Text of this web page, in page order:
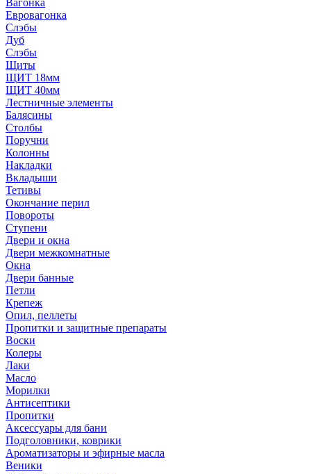
Вагонка
Евровагонка
Слэбы
Дуб
Слэбы
Щиты
ЩИТ 18мм
ЩИТ 40мм
Лестничные элементы
Балясины
Столбы
Поручни
Колонны
Накладки
Вкладыши
Тетивы
Окончание перил
Повороты
Ступени
Двери и окна
Двери межкомнатные
Окна
Двери банные
Петли
Крепеж
Опил, пеллеты
Пропитки и защитные препараты
Воски
Колеры
Лаки
Масло
Морилки
Антисептики
Пропитки
Аксессуары для бани
Подголовники, коврики
Ароматизаторы и эфирные масла
Веники